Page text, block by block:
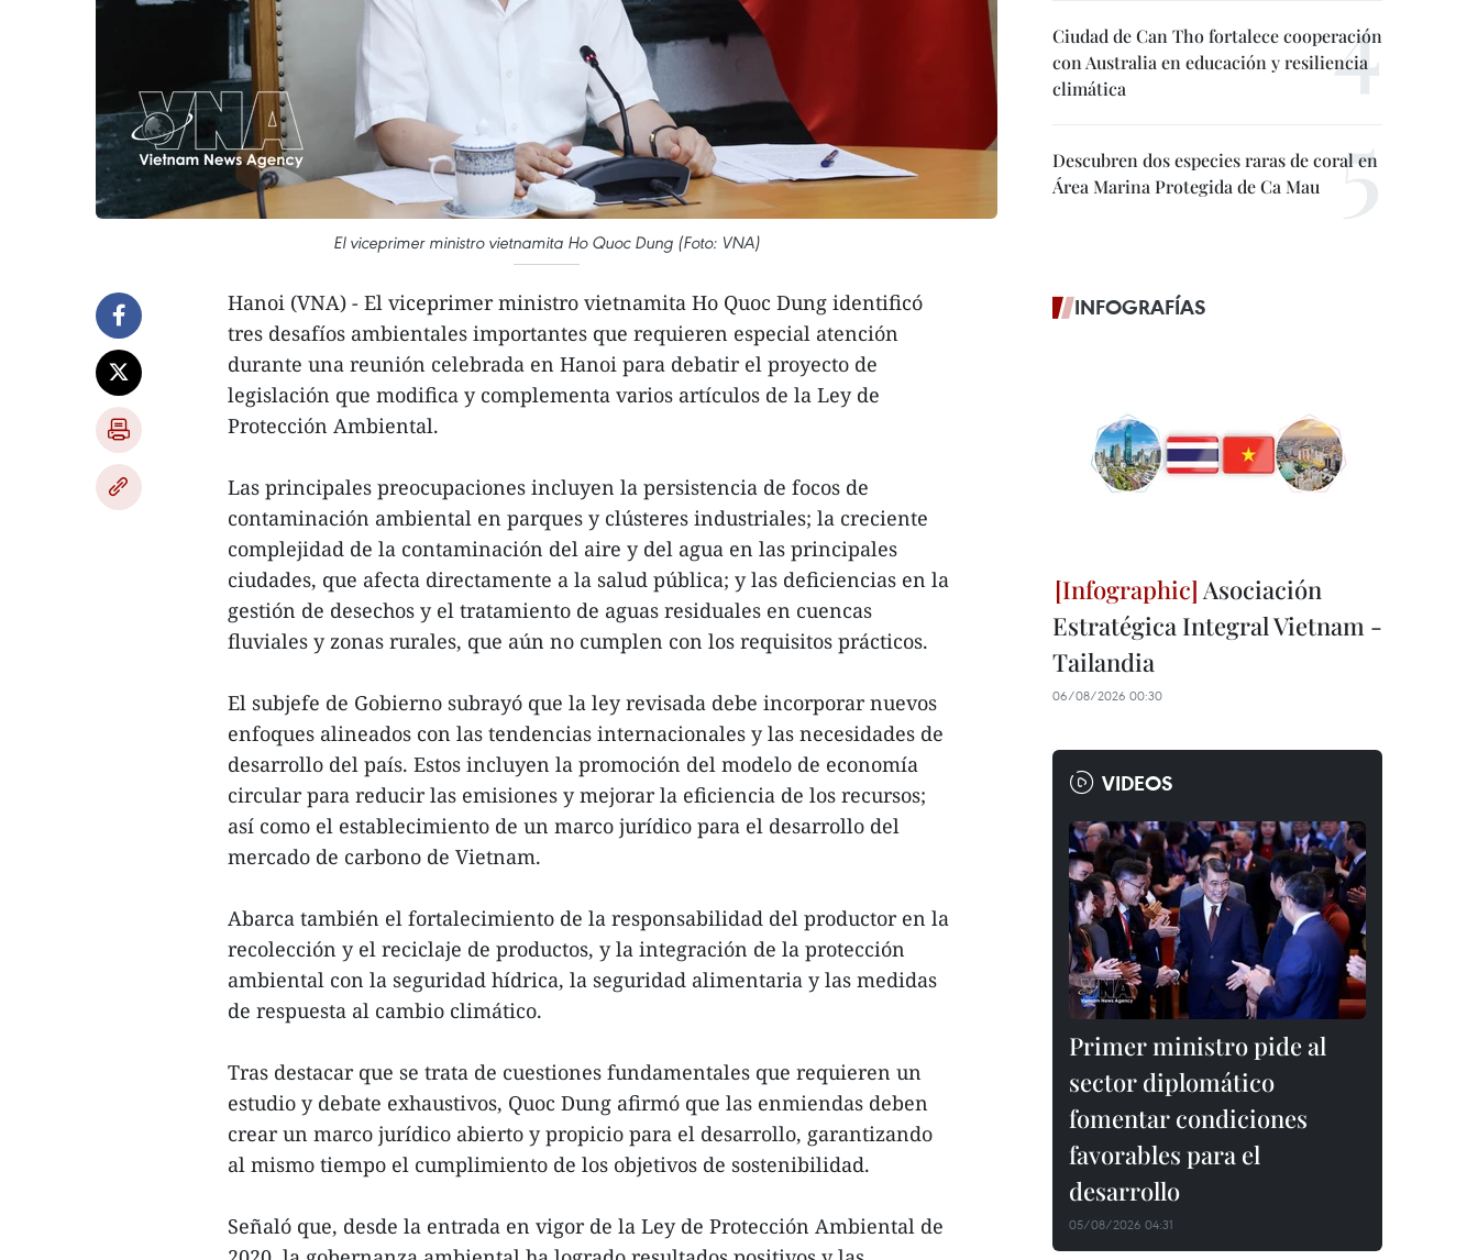
El viceprimer ministro vietnamita Ho Quoc Dung (Foto: VNA)
Hanoi (VNA) - El viceprimer ministro vietnamita Ho Quoc Dung identificó
tres desafíos ambientales importantes que requieren especial atención
durante una reunión celebrada en Hanoi para debatir el proyecto de
legislación que modifica y complementa varios artículos de la Ley de
Protección Ambiental.
Las principales preocupaciones incluyen la persistencia de focos de
contaminación ambiental en parques y clústeres industriales; la creciente
complejidad de la contaminación del aire y del agua en las principales
ciudades, que afecta directamente a la salud pública; y las deficiencias en la
gestión de desechos y el tratamiento de aguas residuales en cuencas
fluviales y zonas rurales, que aún no cumplen con los requisitos prácticos.
El subjefe de Gobierno subrayó que la ley revisada debe incorporar nuevos
enfoques alineados con las tendencias internacionales y las necesidades de
desarrollo del país. Estos incluyen la promoción del modelo de economía
circular para reducir las emisiones y mejorar la eficiencia de los recursos;
así como el establecimiento de un marco jurídico para el desarrollo del
mercado de carbono de Vietnam.
Abarca también el fortalecimiento de la responsabilidad del productor en la
recolección y el reciclaje de productos, y la integración de la protección
ambiental con la seguridad hídrica, la seguridad alimentaria y las medidas
de respuesta al cambio climático.
Tras destacar que se trata de cuestiones fundamentales que requieren un
estudio y debate exhaustivos, Quoc Dung afirmó que las enmiendas deben
crear un marco jurídico abierto y propicio para el desarrollo, garantizando
al mismo tiempo el cumplimiento de los objetivos de sostenibilidad.
Señaló que, desde la entrada en vigor de la Ley de Protección Ambiental de
Ciudad de Can Tho fortalece cooperación
con Australia en educación y resiliencia
climática
Descubren dos especies raras de coral en
Área Marina Protegida de Ca Mau
INFOGRAFÍAS
Asociación
Estratégica Integral Vietnam -
Tailandia
06/08/2026 00:30
VIDEOS
Primer ministro pide al
sector diplomático
fomentar condiciones
favorables para el
desarrollo
05/08/2026 04:31